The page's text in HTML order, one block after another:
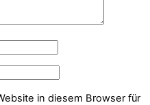
in diesem Browser für